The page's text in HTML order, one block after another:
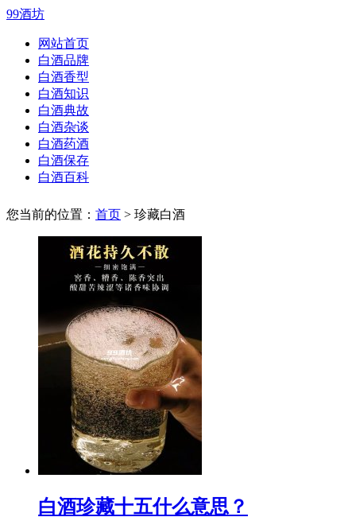
99酒坊
网站首页
白酒品牌
白酒香型
白酒知识
白酒典故
白酒杂谈
白酒药酒
白酒保存
白酒百科
您当前的位置： 首页 > 珍藏白酒
白酒珍藏十五什么意思？